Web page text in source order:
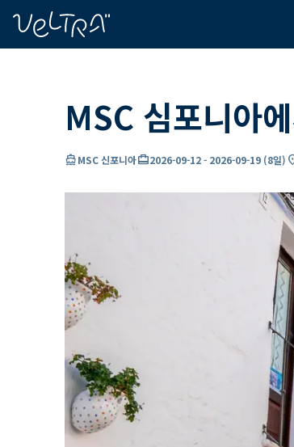
MSC 심포니아
directions_boatMSC 신포니아card_travel2026-09-12- 2026-09-19 (8일)